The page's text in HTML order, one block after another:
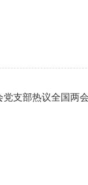
支部热议全国两